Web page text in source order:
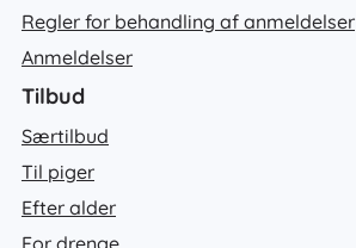
Regler for behandling af anmeldelser
Anmeldelser
Tilbud
Særtilbud
Til piger
Efter alder